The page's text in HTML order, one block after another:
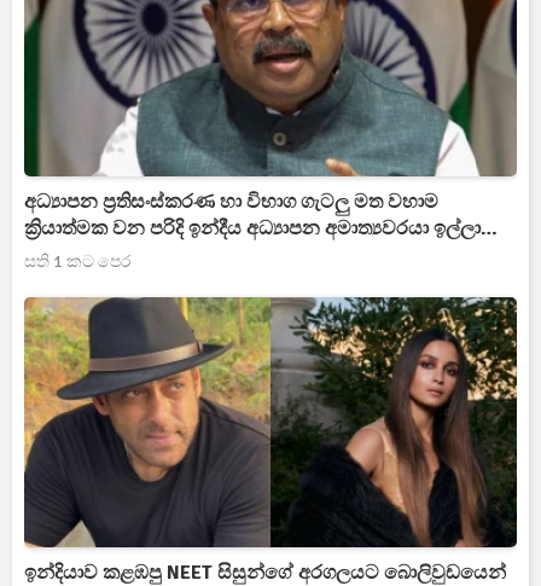
අධ්‍යාපන ප්‍රතිසංස්කරණ හා විභාග ගැටලු මත වහාම
ක්‍රියාත්මක වන පරිදි ඉන්දීය අධ්‍යාපන අමාත්‍යවරයා ඉල්ලා
අස්වෙයි
සති 1 කට පෙර
ඉන්දියාව කළඹපු NEET සිසුන්ගේ අරගලයට බොලිවුඩයෙන්